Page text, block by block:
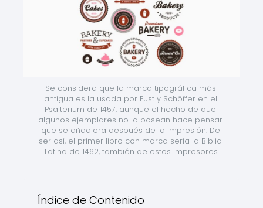
Se considera que la marca tipográfica más
antigua es la usada por Fust y Schöffer en el
Psalterium de 1457, aunque el hecho de que
algunos ejemplares no la posean hace pensar
que se añadiera después de la impresión. De
ser así, el primer libro con marca sería la Biblia
Latina de 1462, también de estos impresores.
Índice de Contenido